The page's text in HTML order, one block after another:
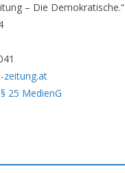
– Die Demokratische.“
zeitung.at
25 MedienG